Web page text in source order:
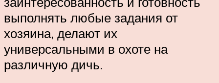
выполнять любые задания от
хозяина, делают их
универсальными в охоте на
различную дичь.